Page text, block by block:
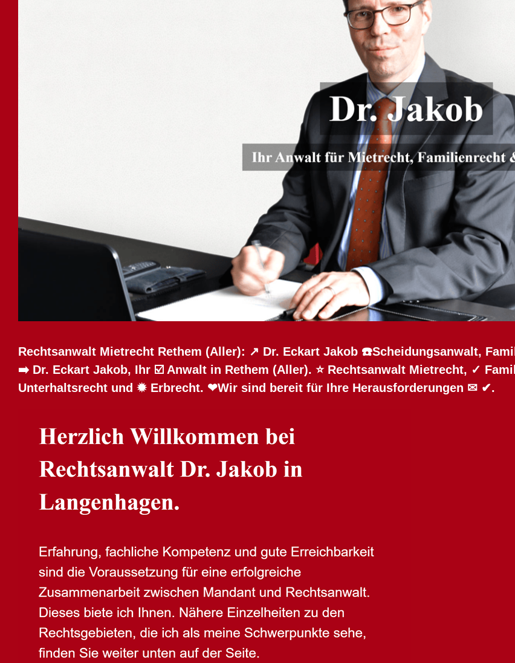
Rechtsanwalt Mietrecht Rethem (Aller): ↗️ Dr. Eckart Jakob ☎️Scheidungsanwalt,
➡️ Dr. Eckart Jakob, Ihr ☑️ Anwalt in Rethem (Aller). ⭐ Rechtsanwalt Mietrecht, ✓
Unterhaltsrecht und ✹ Erbrecht. ❤Wir sind bereit für Ihre Herausforderungen ✉ ✔.